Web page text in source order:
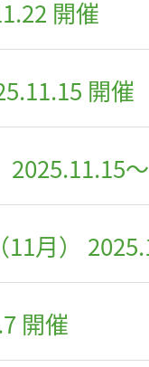
開催
開催
月）
開催